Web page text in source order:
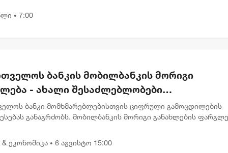
• 7:00
ბანკის მობილბანკის მორიგი
- ახალი შესაძლებლობები
ბანკი მომხმარებლებისთვის ციფრული გამოცდილების
განაგრძობს. მობილბანკის მორიგი განახლების
მა...
& ეკონომიკა • 6 აგვისტო 15:00